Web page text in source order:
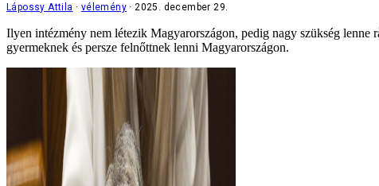
Lápossy Attila vélemény 2025. december 29.
Ilyen intézmény nem létezik Magyarországon, pedig nagy szükség
gyermeknek és persze felnőttnek lenni Magyarországon.